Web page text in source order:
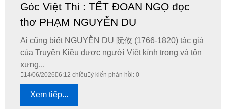
Góc Việt Thi : TẾT ĐOAN NGỌ đọc
thơ PHẠM NGUYỄN DU
Ai cũng biết NGUYỄN DU 阮攸 (1766-1820) tác giả
của Truyện Kiều được người Việt kính trọng và tôn
xưng...
14/06/2026 6:12 chiều ý kiến phản hồi: 0
Xem tiếp...